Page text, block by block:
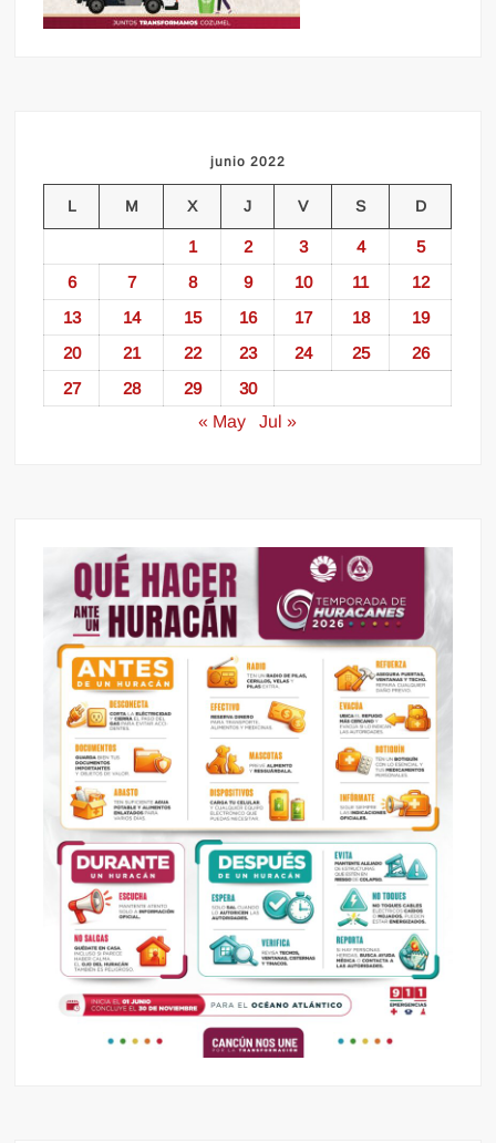
junio 2022
L M X J V S D
1 2 3 4
5
6
7 8 9 10 11
12
13
14 15 16 17 18
19
20
21 22 23 24 25
26
27
28 29
30
« May
Jul »